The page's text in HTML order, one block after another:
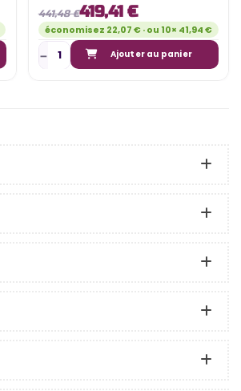
441,48 €419,41 €
économisez 22,07 € · ou 10× 41,94 €
Ajouter au panier